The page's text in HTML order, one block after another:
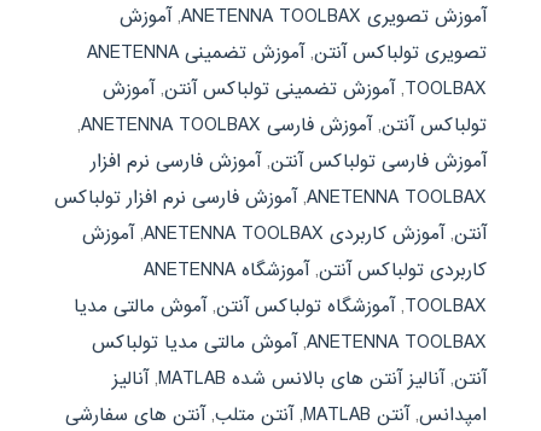
آموزش تصویری ANETENNA TOOLBAX
,آموزش
تصویری تولباکس آنتن,
آموزش تضمینی ANETENNA
TOOLBAX
,آموزش تضمینی تولباکس آنتن,آموزش
تولباکس آنتن,آموزش فارسی ANETENNA TOOLBAX
,
آموزش فارسی تولباکس آنتن,آموزش فارسی نرم افزار
ANETENNA TOOLBAX
,آموزش فارسی نرم افزار تولباکس
آنتن,آموزش کاربردی ANETENNA TOOLBAX ,آموزش
کاربردی تولباکس آنتن,
آموزشگاه ANETENNA
TOOLBAX
,آموزشگاه تولباکس آنتن,آموش مالتی مدیا
ANETENNA TOOLBAX
,آموش مالتی مدیا تولباکس
آنتن,آنالیز آنتن های بالانس شده MATLAB ,آنالیز
امپدانس,آنتن MATLAB ,آنتن متلب,آنتن های سفارشی